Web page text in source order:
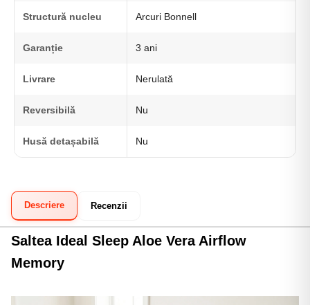
Structură nucleu Arcuri Bonnell
Garanție 3 ani
Livrare Nerulată
Reversibilă Nu
Husă detașabilă Nu
Descriere Recenzii
Saltea Ideal Sleep Aloe Vera Airflow
Memory